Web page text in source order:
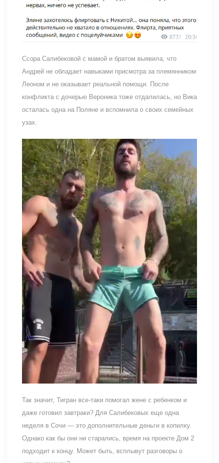
Ссора Салибековой с мамой и братом выявила, что
Андрей не обладает навыками присмотра за племянником
Леоном и не оказывает реальной помощи. После
конфликта с дочерью Вероника тоже отдалилась, но Вика
осталась одна на Поляне и вспомнила о своих семейных
узах.
Так значит, Тигран все-таки помогал жене с ребенком и
даже готовил завтраки? Для Салибековых еще одна
неделя в Сочи — это дополнительные деньги в копилку.
Однако как бы они ни старались, время на проекте Дом 2
подходит к концу. Может быть, всплывут разговоры о